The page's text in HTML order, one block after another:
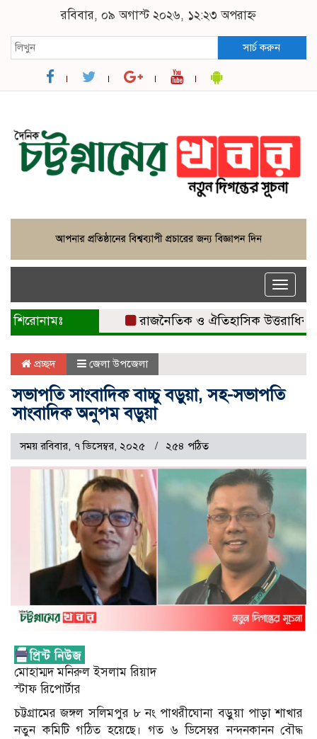
রবিবার, ০৯ অগাস্ট ২০২৬, ১২:২৩ অপরাহ্ন
সার্চ করুন
Toggle
শিরোনামঃ রাজনৈতিক ও ঐতিহাসিক উত্তরাধিকারের
প্রচ্ছদ জেলা উপজেলা
সভাপতি সাংবাদিক বাচ্চু বড়ুয়া, সহ-সভাপতি
সাংবাদিক অনুপম বড়ুয়া
সময় রবিবার, ৭ ডিসেম্বর, ২০২৫ ২৫৪ পঠিত
মোহাম্মদ মনিরুল ইসলাম রিয়াদ
স্টাফ রিপোর্টার
চট্টগ্রামের জঙ্গল সলিমপুর ৮ নং পাথরীঘোনা বড়ুয়া পাড়া শাখার
নতুন কমিটি গঠিত হয়েছে। গত ৬ ডিসেম্বর নন্দনকানন বৌদ্ধ